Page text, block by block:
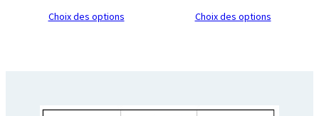
Choix des options
Choix des options